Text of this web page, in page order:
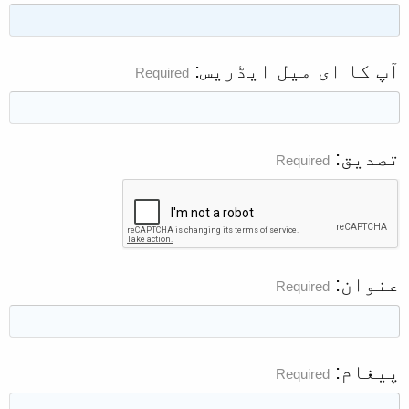
آپ کا ای میل ایڈریس Required
تصدیق Required
عنوان Required
پیغام Required